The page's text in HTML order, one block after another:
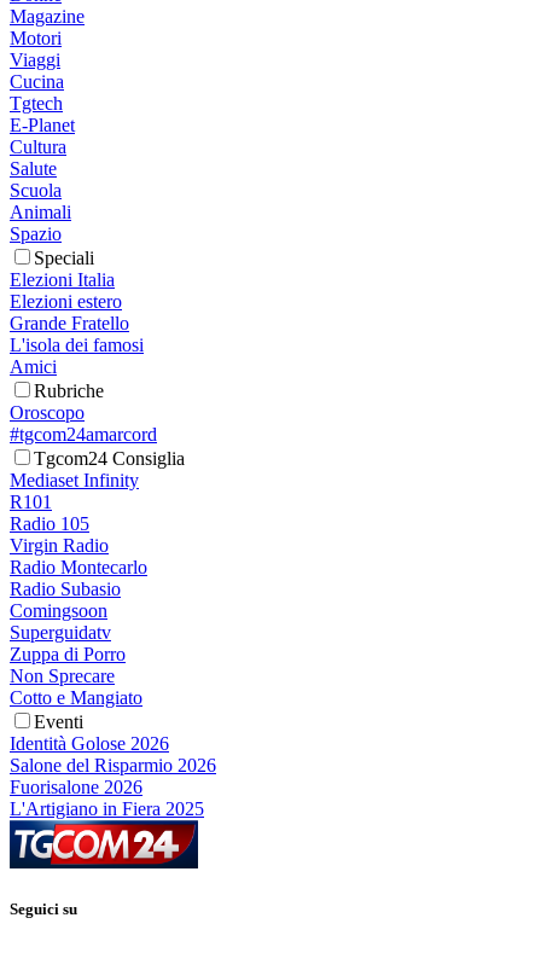
Magazine
Motori
Viaggi
Cucina
Tgtech
E-Planet
Cultura
Salute
Scuola
Animali
Spazio
Speciali
Elezioni Italia
Elezioni estero
Grande Fratello
L'isola dei famosi
Amici
Rubriche
Oroscopo
#tgcom24amarcord
Tgcom24 Consiglia
Mediaset Infinity
R101
Radio 105
Virgin Radio
Radio Montecarlo
Radio Subasio
Comingsoon
Superguidatv
Zuppa di Porro
Non Sprecare
Cotto e Mangiato
Eventi
Identità Golose 2026
Salone del Risparmio 2026
Fuorisalone 2026
L'Artigiano in Fiera 2025
Seguici su